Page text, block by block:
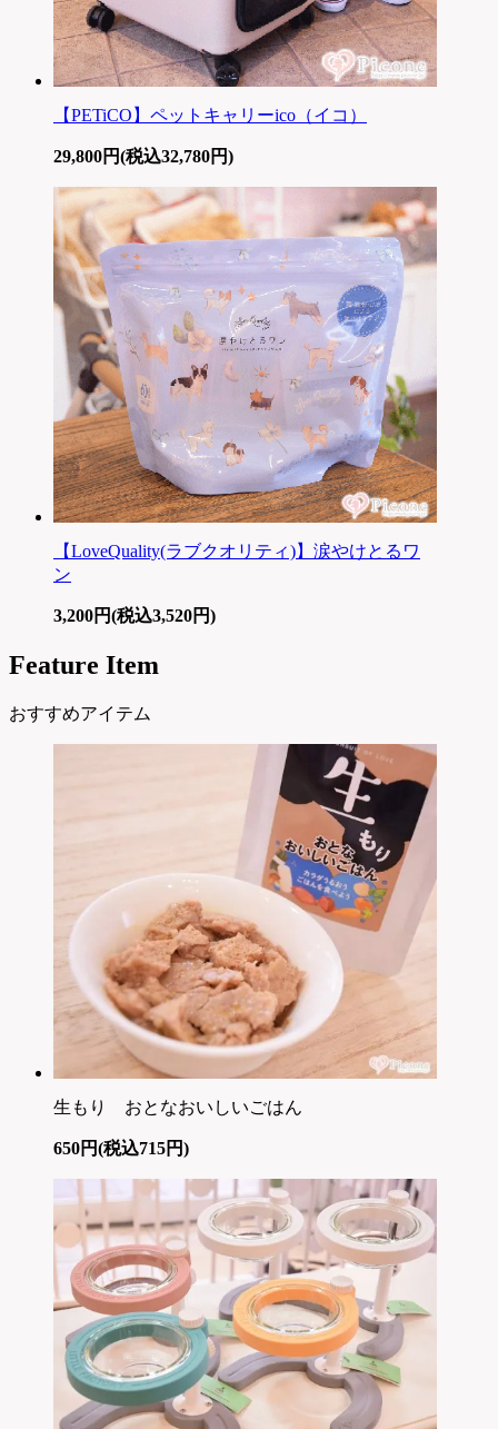
【PETiCO】ペットキャリーico（イコ）
29,800円(税込32,780円)
【LoveQuality(ラブクオリティ)】涙やけとるワ
ン
3,200円(税込3,520円)
Feature Item
おすすめアイテム
生もり おとなおいしいごはん
650円(税込715円)